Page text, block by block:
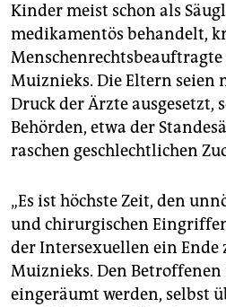
Kinder meist schon als
medikamentös behandelt,
Menschenrechtsbeauftragte
Muiznieks. Die Eltern seien
Druck der Ärzte ausgesetzt,
Behörden, etwa der
raschen geschlechtlichen
„Es ist höchste Zeit, den
und chirurgischen
der Intersexuellen ein Ende
Muiznieks. Den Betroffenen
eingeräumt werden, selbst